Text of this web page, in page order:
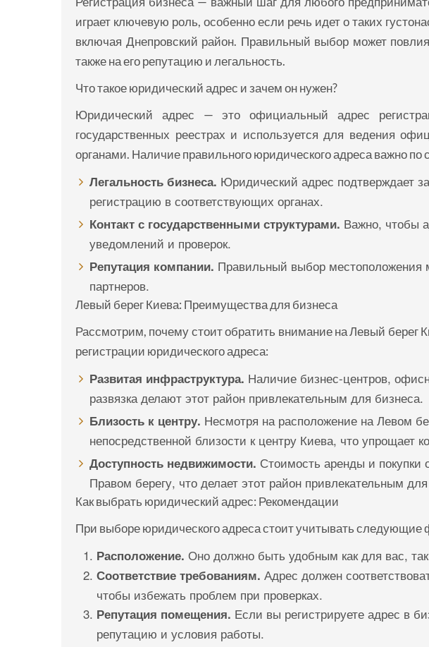
играет ключевую роль, особенно если речь идет о таких
включая Днепровский район. Правильный выбор может
также на его репутацию и легальность.
Что такое юридический адрес и зачем он нужен?
Юридический адрес — это официальный адрес
государственных реестрах и используется для ведения
органами. Наличие правильного юридического адреса важно
Легальность бизнеса. Юридический адрес подтверждает
регистрацию в соответствующих органах.
Контакт с государственными структурами. Важно, чтобы
уведомлений и проверок.
Репутация компании. Правильный выбор местоположения
партнеров.
Левый берег Киева: Преимущества для бизнеса
Рассмотрим, почему стоит обратить внимание на Левый берег
регистрации юридического адреса:
Развитая инфраструктура. Наличие бизнес-центров,
развязка делают этот район привлекательным для бизнеса.
Близость к центру. Несмотря на расположение на Левом
непосредственной близости к центру Киева, что упрощает
Доступность недвижимости. Стоимость аренды и
Правом берегу, что делает этот район привлекательным
Как выбрать юридический адрес: Рекомендации
При выборе юридического адреса стоит учитывать следующие
Расположение. Оно должно быть удобным как для вас,
Соответствие требованиям. Адрес должен
чтобы избежать проблем при проверках.
Репутация помещения. Если вы регистрируете адрес в
репутацию и условия работы.